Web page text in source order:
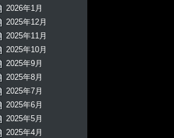
2026年1月
2025年12月
2025年11月
2025年10月
2025年9月
2025年8月
2025年7月
2025年6月
2025年5月
2025年4月